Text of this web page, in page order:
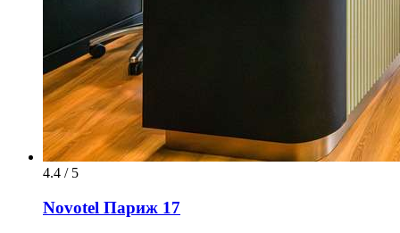
4.4 / 5
Novotel Париж 17